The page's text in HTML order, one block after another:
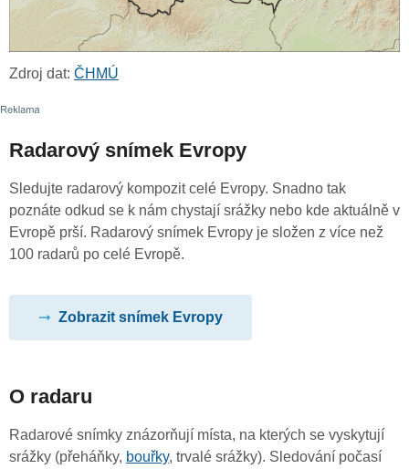
Zdroj dat: ČHMÚ
Radarový snímek Evropy
Sledujte radarový kompozit celé Evropy. Snadno tak
poznáte odkud se k nám chystají srážky nebo kde aktuálně v
Evropě prší. Radarový snímek Evropy je složen z více než
100 radarů po celé Evropě.
Zobrazit snímek Evropy
O radaru
Radarové snímky znázorňují místa, na kterých se vyskytují
srážky (přeháňky, bouřky, trvalé srážky). Sledování počasí